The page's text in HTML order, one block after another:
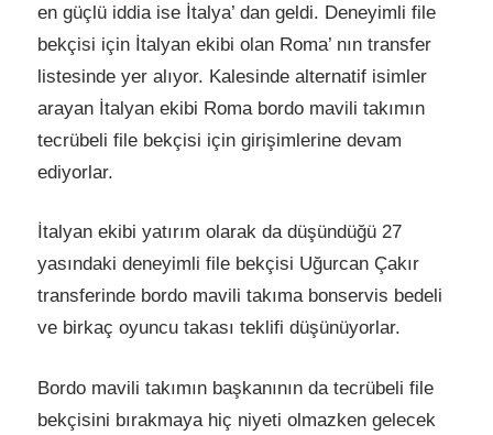
en güçlü iddia ise İtalya’ dan geldi. Deneyimli file
bekçisi için İtalyan ekibi olan Roma’ nın transfer
listesinde yer alıyor. Kalesinde alternatif isimler
arayan İtalyan ekibi Roma bordo mavili takımın
tecrübeli file bekçisi için girişimlerine devam
ediyorlar.
İtalyan ekibi yatırım olarak da düşündüğü 27
yasındaki deneyimli file bekçisi Uğurcan Çakır
transferinde bordo mavili takıma bonservis bedeli
ve birkaç oyuncu takası teklifi düşünüyorlar.
Bordo mavili takımın başkanının da tecrübeli file
bekçisini bırakmaya hiç niyeti olmazken gelecek